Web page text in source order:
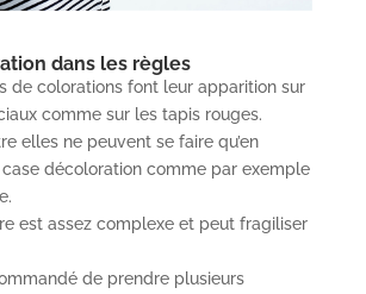
dans les règles
de colorations font leur apparition sur
comme sur les tapis rouges.
elles ne peuvent se faire qu’en
décoloration comme par exemple
est assez complexe et peut fragiliser
de prendre plusieurs